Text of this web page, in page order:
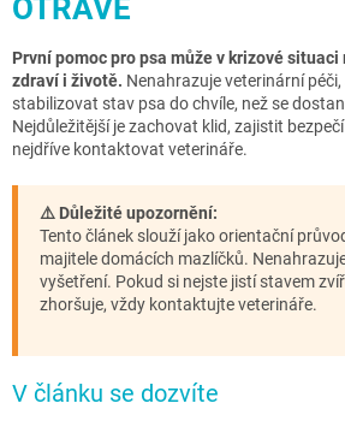
OTRAVĚ
První pomoc pro psa může v krizové
zdraví i životě. Nenahrazuje veterinární
stabilizovat stav psa do chvíle, než se
Nejdůležitější je zachovat klid, zajistit
nejdříve kontaktovat veterináře.
⚠️ Důležité upozornění:
Tento článek slouží jako orientační
majitele domácích mazlíčků.
vyšetření. Pokud si nejste jistí stavem
zhoršuje, vždy kontaktujte veterináře.
V článku se dozvíte